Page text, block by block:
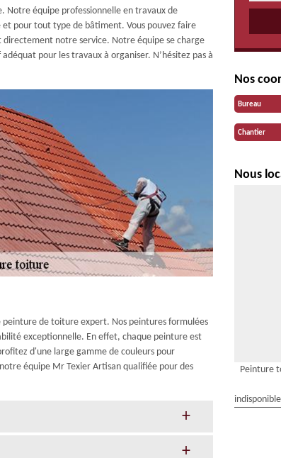
Notre équipe professionnelle en travaux de
pour tout type de bâtiment. Vous pouvez faire
notre service. Notre équipe se charge
pour les travaux à organiser. N’hésitez pas à
de toiture expert. Nos peintures formulées
exceptionnelle. En effet, chaque peinture est
d'une large gamme de couleurs pour
équipe Mr Texier Artisan qualifiée pour des
Nos
Bureau
Chantier
Nous
Peinture
indisponible